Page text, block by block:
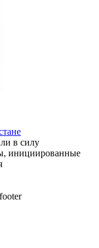
в силу
инициированные